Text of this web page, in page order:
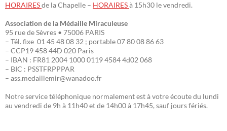
HORAIRESde la Chapelle – HORAIRESà 15h30 le vendredi.
Association de la Médaille Miraculeuse
95 rue de Sèvres • 75006 PARIS
– Tél. fixe 01 45 48 08 32 ; portable 07 80 08 86 63
– CCP19 458 44D 020 Paris
– IBAN : FR81 2004 1000 0119 4584 4d02 068
– BIC : PSSTFRPPPAR
– ass.medaillemir@wanadoo.fr
Notre service téléphonique normalement est à votre écoute du lundi
au vendredi de 9h à 11h40 et de 14h00 à 17h45, sauf jours fériés.